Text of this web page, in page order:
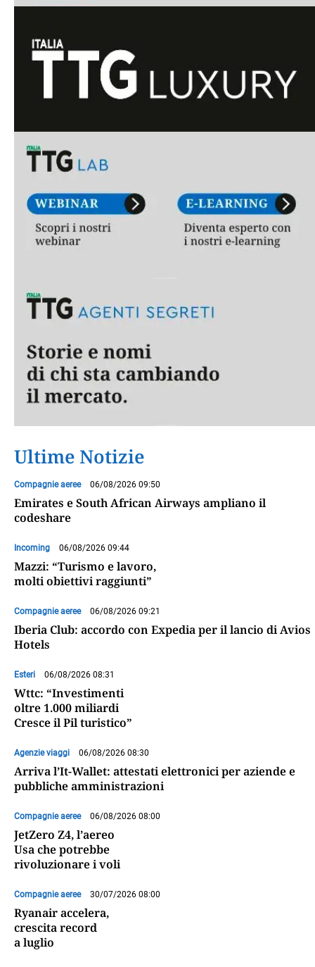
Ultime Notizie
Compagnie aeree 06/08/2026 09:50
Emirates e South African Airways ampliano il
codeshare
Incoming 06/08/2026 09:44
Mazzi: “Turismo e lavoro,
molti obiettivi raggiunti”
Compagnie aeree 06/08/2026 09:21
Iberia Club: accordo con Expedia per il lancio di Avios
Hotels
Esteri 06/08/2026 08:31
Wttc: “Investimenti
oltre 1.000 miliardi
Cresce il Pil turistico”
Agenzie viaggi 06/08/2026 08:30
Arriva l’It-Wallet: attestati elettronici per aziende e
pubbliche amministrazioni
Compagnie aeree 06/08/2026 08:00
JetZero Z4, l’aereo
Usa che potrebbe
rivoluzionare i voli
Compagnie aeree 30/07/2026 08:00
Ryanair accelera,
crescita record
a luglio